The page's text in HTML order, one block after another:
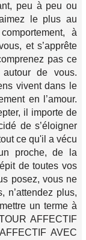
peu à peu ou
le plus au
à
et s’apprête
pas ce
de vous.
vivent dans le
en l’amour.
il importe de
de s’éloigner
ce qu'il a vécu
proche, de la
de toutes vos
posez, vous ne
n’attendez plus,
un terme à
AFFECTIF
AVEC